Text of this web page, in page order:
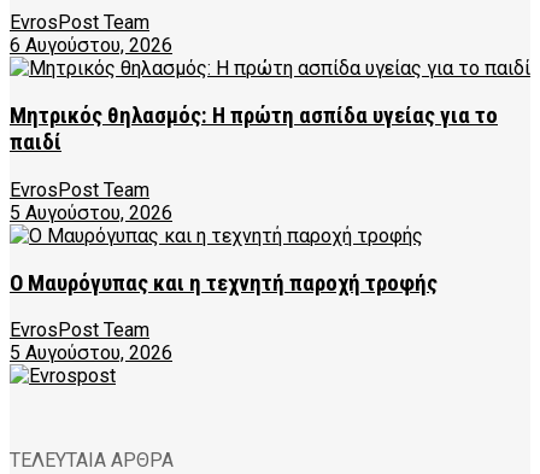
EvrosPost Team
6 Αυγούστου, 2026
Μητρικός θηλασμός: Η πρώτη ασπίδα υγείας για το
παιδί
EvrosPost Team
5 Αυγούστου, 2026
Ο Μαυρόγυπας και η τεχνητή παροχή τροφής
EvrosPost Team
5 Αυγούστου, 2026
ΤΕΛΕΥΤΑΙΑ ΑΡΘΡΑ